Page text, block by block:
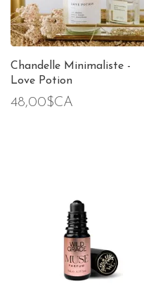
Chandelle Minimaliste -
Love Potion
48,00$CA